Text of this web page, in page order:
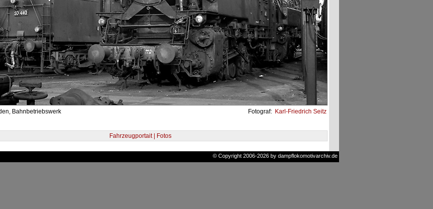
Bahnbetriebswerk Fotograf: Karl-Friedrich Seitz
Fahrzeugportait | Fotos
© Copyright 2006-2026 by dampflokomotivarchiv.de